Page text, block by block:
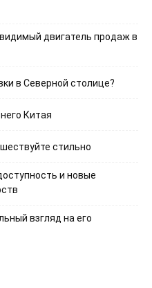
двигатель продаж в
в Северной столице?
Китая
стильно
и новые
взгляд на его